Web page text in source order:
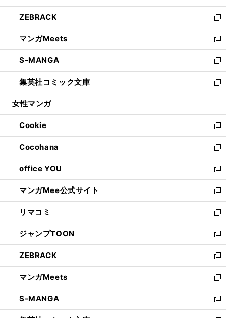
開
く
ウ
で
開
く
ン
ド
ウ
で
開
く
ウ
ィ
ン
ド
ウ
で
開
く
し
い
ウ
ィ
ン
ド
ウ
で
開
ZEBRACK
新
し
い
ウ
ィ
ン
ド
ウ
開
く
マンガMeets
新
し
い
ウ
ィ
ン
ウ
で
開
く
S-MANGA
新
し
い
ウ
ン
ド
ウ
で
開
く
集英社コミック文庫
新
し
ウ
ィ
ン
ド
ウ
で
開
く
女性マンガ
Cookie
新
し
い
ウ
ィ
ン
ド
ウ
で
開
く
Cocohana
新
し
い
ウ
ィ
ン
ド
ウ
で
開
く
office YOU
新
し
い
ウ
ィ
ン
ド
ウ
で
開
く
マンガMee公式サイト
新
し
い
ウ
ィ
ン
ド
ウ
で
開
く
リマコミ
新
し
い
ウ
ィ
ン
ド
ウ
で
開
ジャンプTOON
新
し
い
ウ
ィ
ン
ド
ウ
ZEBRACK
新
し
い
ウ
ィ
ン
マンガMeets
新
し
い
ウ
S-MANGA
新
し